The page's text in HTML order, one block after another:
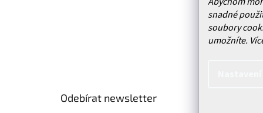
snadné
soubory
umožníte.
Odebírat newsletter